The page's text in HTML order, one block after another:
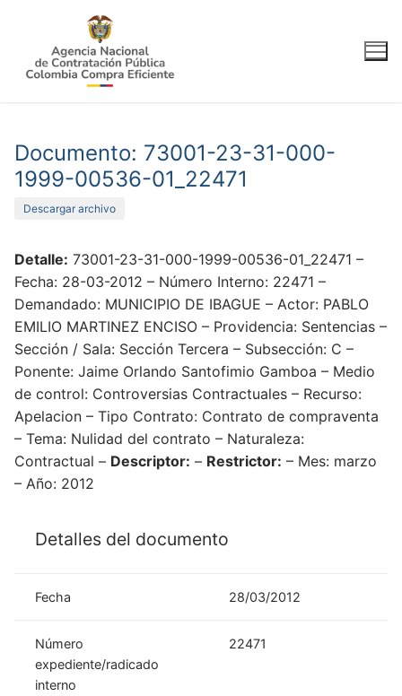
contenido
Documento: 73001-23-31-000-
1999-00536-01_22471
Descargar archivo
Detalle: 73001-23-31-000-1999-00536-01_22471 –
Fecha: 28-03-2012 – Número Interno: 22471 –
Demandado: MUNICIPIO DE IBAGUE – Actor: PABLO
EMILIO MARTINEZ ENCISO – Providencia: Sentencias –
Sección / Sala: Sección Tercera – Subsección: C –
Ponente: Jaime Orlando Santofimio Gamboa – Medio
de control: Controversias Contractuales – Recurso:
Apelacion – Tipo Contrato: Contrato de compraventa
– Tema: Nulidad del contrato – Naturaleza:
Contractual – Descriptor: – Restrictor: – Mes: marzo
– Año: 2012
Detalles del documento
Fecha 28/03/2012
Número
expediente/radicado
interno
22471